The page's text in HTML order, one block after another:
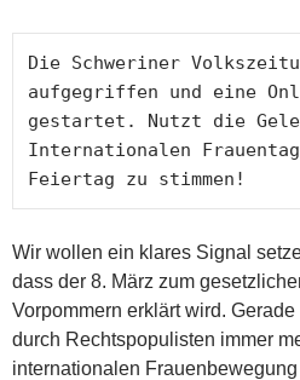
Die Schweriner
aufgegriffen und eine
gestartet. Nutzt die
Internationalen
Feiertag zu stimmen!
Wir wollen ein klares Signal
dass der 8. März zum
Vorpommern erklärt wird.
durch Rechtspopulisten immer
internationalen